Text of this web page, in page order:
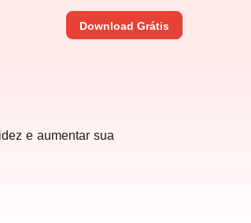
Download Grátis
e aumentar sua